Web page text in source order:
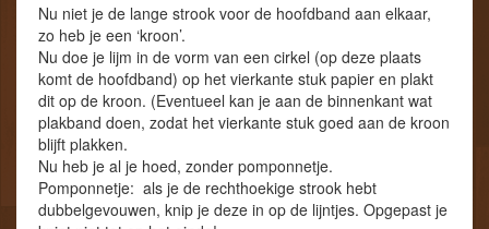
Nu niet je de lange strook voor de hoofdband aan elkaar,
zo heb je een ‘kroon’.
Nu doe je lijm in de vorm van een cirkel (op deze plaats
komt de hoofdband) op het vierkante stuk papier en plakt
dit op de kroon. (Eventueel kan je aan de binnenkant wat
plakband doen, zodat het vierkante stuk goed aan de kroon
blijft plakken.
Nu heb je al je hoed, zonder pomponnetje.
Pomponnetje: als je de rechthoekige strook hebt
dubbelgevouwen, knip je deze in op de lijntjes. Opgepast je